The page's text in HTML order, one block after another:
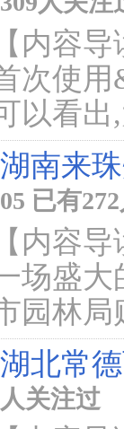
【内容
次使用
以看出
湖南来
05 已有
【内容
场盛大
园林局
湖北常
人关注过